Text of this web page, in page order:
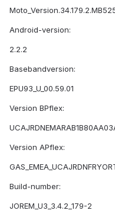
Android-version:
2.2.2
Basebandversion:
EPU93_U_00.59.01
Version BPflex:
Version APflex:
Build-number:
JOREM_U3_3.4.2_179-2